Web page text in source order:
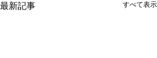
最新記事 すべて表示